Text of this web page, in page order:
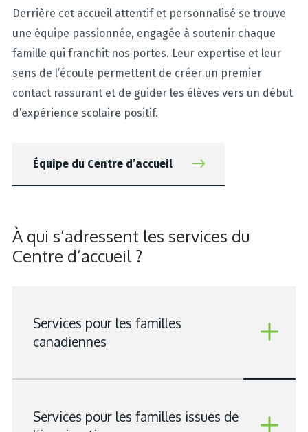
Derrière cet accueil attentif et personnalisé se trouve
une équipe passionnée, engagée à soutenir chaque
famille qui franchit nos portes. Leur expertise et leur
sens de l’écoute permettent de créer un premier
contact rassurant et de guider les élèves vers un début
d’expérience scolaire positif.
Équipe du Centre d’accueil
À qui s’adressent les services du
Centre d’accueil ?
Services pour les familles
canadiennes
Services pour les familles issues de